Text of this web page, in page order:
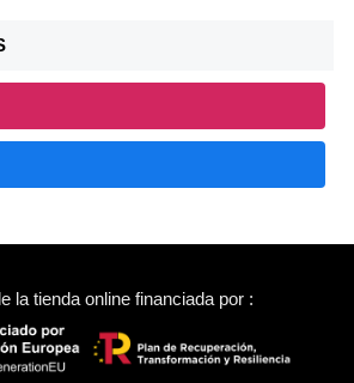
la tienda online financiada por :